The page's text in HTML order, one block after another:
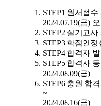
STEP1 원서접수
2024.07.19(금) 오
STEP2 실기고사
STEP3 학점인정
STEP4 합격자 발
STEP5 합격자
2024.08.09(금)
STEP6 충원 합
~
2024.08.16(금)